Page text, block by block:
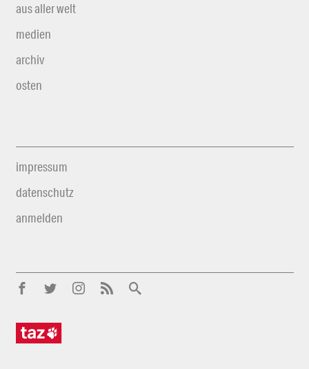
aus aller welt
medien
archiv
osten
impressum
datenschutz
anmelden